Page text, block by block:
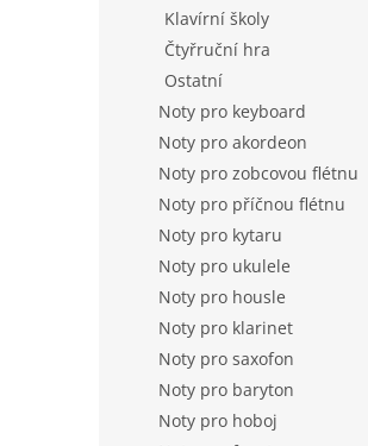
Klavírní školy
Čtyřruční hra
Ostatní
Noty pro keyboard
Noty pro akordeon
Noty pro zobcovou flétnu
Noty pro příčnou flétnu
Noty pro kytaru
Noty pro ukulele
Noty pro housle
Noty pro klarinet
Noty pro saxofon
Noty pro baryton
Noty pro hoboj